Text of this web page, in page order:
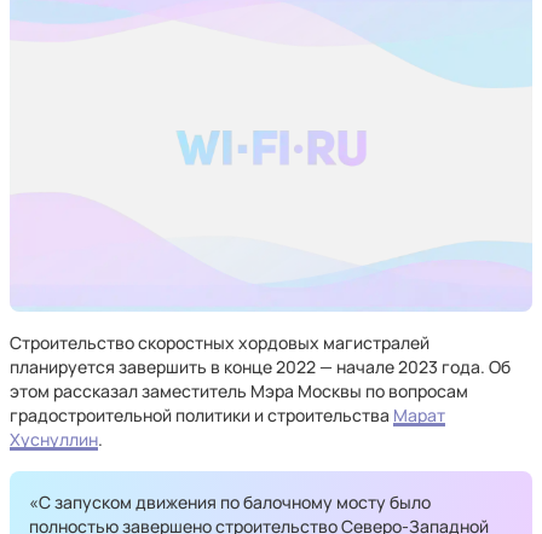
Строительство скоростных хордовых магистралей
планируется завершить в конце 2022 — начале 2023 года. Об
этом рассказал заместитель Мэра Москвы по вопросам
градостроительной политики и строительства Марат
Хуснуллин.
«С запуском движения по балочному мосту было
полностью завершено строительство Северо-Западной